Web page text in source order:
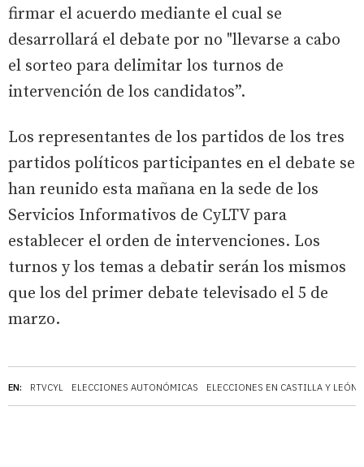
EN: RTVCYL ELECCIONES AUTONÓMICAS ELECCIONES EN CASTILLA Y LEÓN
firmar el acuerdo mediante el cual se
desarrollará el debate por no "llevarse a cabo
el sorteo para delimitar los turnos de
intervención de los candidatos”.
Los representantes de los partidos de los tres
partidos políticos participantes en el debate se
han reunido esta mañana en la sede de los
Servicios Informativos de CyLTV para
establecer el orden de intervenciones. Los
turnos y los temas a debatir serán los mismos
que los del primer debate televisado el 5 de
marzo.